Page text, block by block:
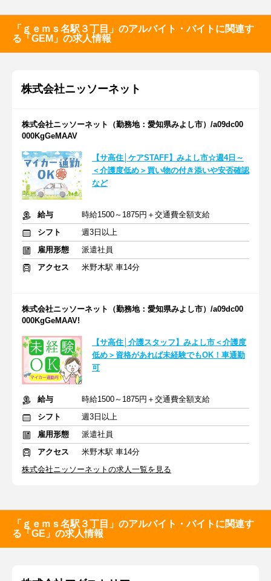
「ｇｅｍｓ名駅３丁目」のアルバイト・バイトに関連す
る「GEM」の求人情報
株式会社ニッソーネット
株式会社ニッソーネット（勤務地：愛知県みよし市）/a09dc00
000KgGeMAAV
【サ高住│ケアSTAFF】みよし市☆週4日～
＜介護度低め＞買い物の付き添いや安否確認
など
給与
時給1500～1875円＋交通費全額支給
シフト
週3日以上
雇用形態
派遣社員
アクセス
米野木駅 車14分
株式会社ニッソーネット（勤務地：愛知県みよし市）/a09dc00
000KgGeMAAV!
【サ高住│介護スタッフ】みよし市＜介護度
低め＞資格があれば未経験でもOK！車通勤
可
給与
時給1500～1875円＋交通費全額支給
シフト
週3日以上
雇用形態
派遣社員
アクセス
米野木駅 車14分
株式会社ニッソーネットの求人一覧を見る
「ｇｅｍｓ名駅３丁目」のアルバイト・バイトに関連す
る「GE」の求人情報